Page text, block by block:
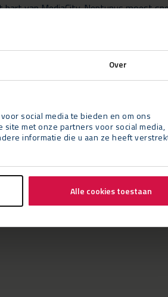
Over
social media te bieden en om ons
met onze partners voor social media,
informatie die u aan ze heeft
Alle cookies toestaan
van MediaCity. Neptunus moest
Alle materialen werden volgens
& Producties bij The Production Office:
hebben kunnen bereiken. Het
om de tentoonstelling te
bouw en openingsfase was